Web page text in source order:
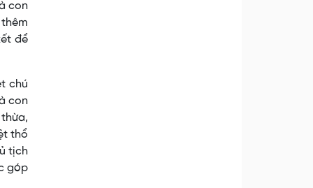
con
để
chú
con
thổ
tịch
góp